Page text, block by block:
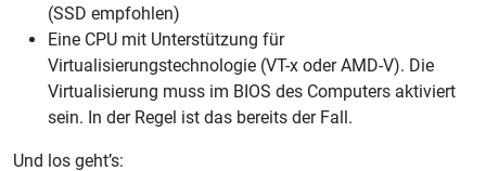
(SSD empfohlen)
Eine CPU mit Unterstützung für
Virtualisierungstechnologie (VT-x oder AMD-V). Die
Virtualisierung muss im BIOS des Computers aktiviert
sein. In der Regel ist das bereits der Fall.
Und los geht’s: